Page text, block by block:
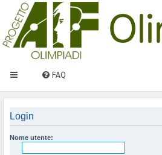
FAQ
Login
Nome utente: